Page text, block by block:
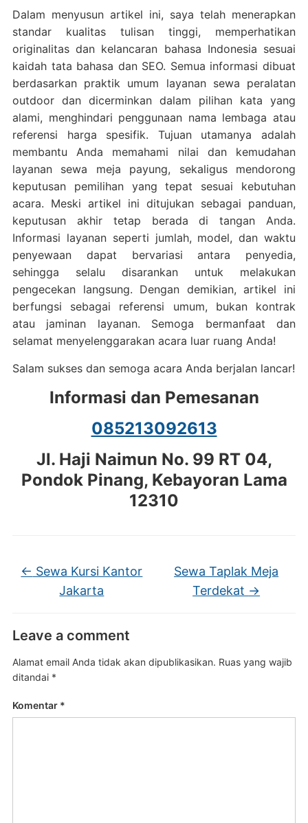
Dalam menyusun artikel ini, saya telah menerapkan
standar kualitas tulisan tinggi, memperhatikan
originalitas dan kelancaran bahasa Indonesia sesuai
kaidah tata bahasa dan SEO. Semua informasi dibuat
berdasarkan praktik umum layanan sewa peralatan
outdoor dan dicerminkan dalam pilihan kata yang
alami, menghindari penggunaan nama lembaga atau
referensi harga spesifik. Tujuan utamanya adalah
membantu Anda memahami nilai dan kemudahan
layanan sewa meja payung, sekaligus mendorong
keputusan pemilihan yang tepat sesuai kebutuhan
acara. Meski artikel ini ditujukan sebagai panduan,
keputusan akhir tetap berada di tangan Anda.
Informasi layanan seperti jumlah, model, dan waktu
penyewaan dapat bervariasi antara penyedia,
sehingga selalu disarankan untuk melakukan
pengecekan langsung. Dengan demikian, artikel ini
berfungsi sebagai referensi umum, bukan kontrak
atau jaminan layanan. Semoga bermanfaat dan
selamat menyelenggarakan acara luar ruang Anda!
Salam sukses dan semoga acara Anda berjalan lancar!
Informasi dan Pemesanan
085213092613
Jl. Haji Naimun No. 99 RT 04,
Pondok Pinang, Kebayoran Lama
12310
← Sewa Kursi Kantor
Jakarta
Sewa Taplak Meja
Terdekat →
Leave a comment
Alamat email Anda tidak akan dipublikasikan. Ruas yang wajib
ditandai *
Komentar *